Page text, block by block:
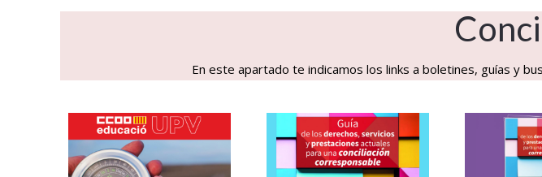
En este apartado te indicamos los links a boletines, guías y